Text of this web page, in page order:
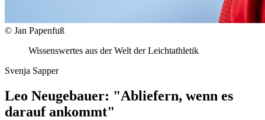
© Jan Papenfuß
Wissenswertes aus der Welt der Leichtathletik
Svenja Sapper
Leo Neugebauer: "Abliefern, wenn es
darauf ankommt"